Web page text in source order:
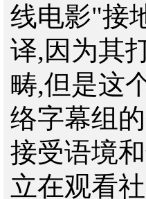
线电影"接
译,因为其
畴,但是这
络字幕组
接受语境
立在观看